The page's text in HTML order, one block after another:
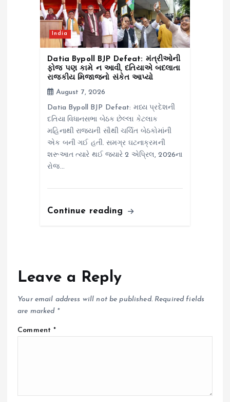
India
Datia Bypoll BJP Defeat: મંત્રીઓની
ફોજ પણ કામે ન આવી, દતિયાએ બદલાતા
રાજકીય મિજાજનો સંકેત આપ્યો
August 7, 2026
Datia Bypoll BJP Defeat: મધ્ય પ્રદેશની
દતિયા વિધાનસભા બેઠક છેલ્લા કેટલાક
મહિનાથી રાજ્યની સૌથી ચર્ચિત બેઠકોમાંની
એક બની ગઈ હતી. સમગ્ર ઘટનાક્રમની
શરૂઆત ત્યારે થઈ જ્યારે 2 એપ્રિલ, 2026ના
રોજ…
Continue reading
Leave a Reply
Your email address will not be published. Required fields
are marked *
Comment*